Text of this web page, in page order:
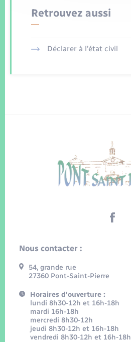
Retrouvez aussi
Déclarer à l’état civil
Nous contacter :
54, grande rue
27360 Pont-Saint-Pierre
Horaires d'ouverture :
lundi 8h30-12h et 16h-18h
mardi 16h-18h
mercredi 8h30-12h
jeudi 8h30-12h et 16h-18h
vendredi 8h30-12h et 16h-18h